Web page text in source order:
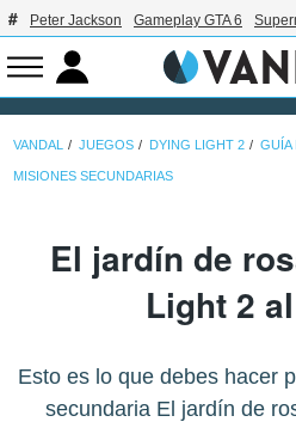
Peter Jackson Gameplay GTA 6
VANDAL JUEGOS DYING LIGHT 2 GUÍA
MISIONES SECUNDARIAS
El jardín de
Light 2
Esto es lo que debes hacer
secundaria El jardín de